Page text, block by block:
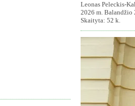
Leonas Peleckis-
2026 m. Balandžio
Skaityta: 52 k.